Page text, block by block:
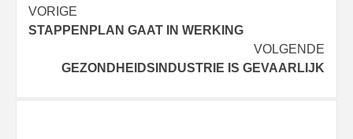
Bericht
navigatie
VORIGE
STAPPENPLAN GAAT IN WERKING
VOLGENDE
GEZONDHEIDSINDUSTRIE IS GEVAARLIJK